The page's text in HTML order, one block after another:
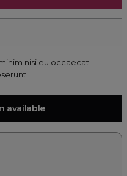
nisi eu occaecat
available